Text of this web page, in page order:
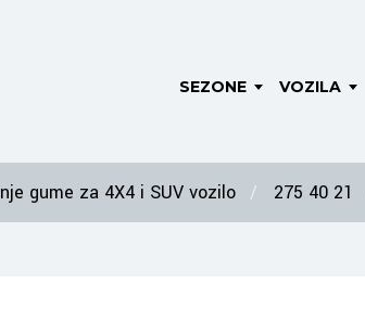
SEZONE VOZILA
gume za 4X4 i SUV vozilo 275 40 21